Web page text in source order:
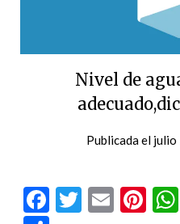
Nivel de
Publicada el julio
Facebook
Twitter
Email